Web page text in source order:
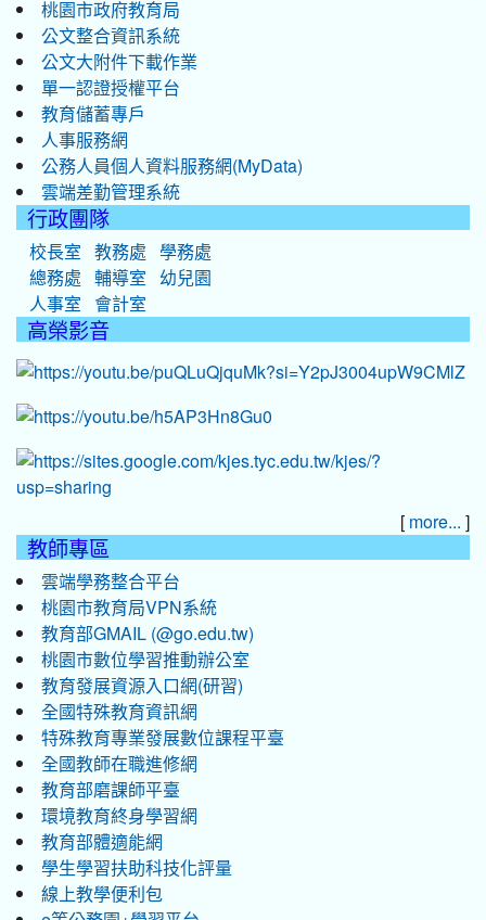
桃園市政府教育局
公文整合資訊系統
公文大附件下載作業
單一認證授權平台
教育儲蓄專戶
人事服務網
公務人員個人資料服務網(MyData)
雲端差勤管理系統
行政團隊
校長室 教務處
學務處
總務處
輔導室
幼兒園
人事室
會計室
高榮影音
[ more... ]
教師專區
雲端學務整合平台
桃園市教育局VPN系統
教育部GMAIL (@go.edu.tw)
桃園市數位學習推動辦公室
教育發展資源入口網(研習)
全國特殊教育資訊網
特殊教育專業發展數位課程平臺
全國教師在職進修網
教育部磨課師平臺
環境教育終身學習網
教育部體適能網
學生學習扶助科技化評量
線上教學便利包